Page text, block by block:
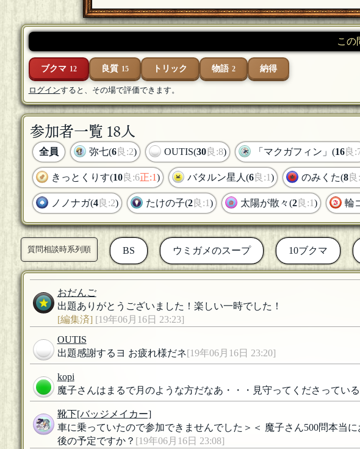
この
ブクマ 12 良質 15 トリック 物語 2 納得
ログインすると、その場で評価できます。
参加者一覧 18人
全員 弥七(6良:2) OUTIS(30良:8) 「マクガフィン」(16良
きっとくりす(10良:6正:1) バタルン星人(6良:1) のみくた(8良
ノノナガ(4良:2) たけの子(2良:1) 太陽が散々(2良:1) 輪
質問相談時系列順 BS ウミガメのスープ 10ブクマ
おだんご
出題ありがとうございました！楽しい一時でした！
[編集済] [19年06月16日 23:23]
OUTIS
出題感謝するヨ お疲れ様だネ[19年06月16日 23:20]
kopi
魔子さんはまるで月のような方だなあ・・・見守ってくださってい
靴下 [バッジメイカー]
車に乗っていたので参加できませんでした＞＜ 魔子さん500問本当
後の予定ですか？ [19年06月16日 23:08]